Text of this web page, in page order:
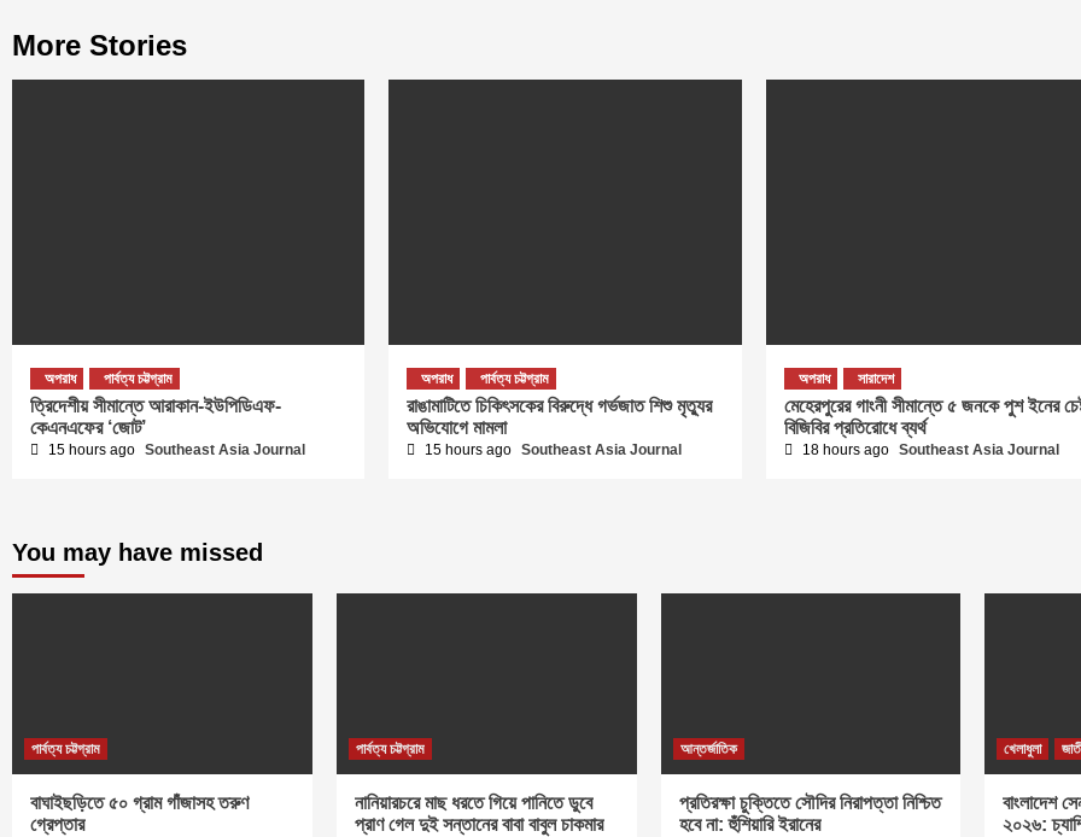
More Stories
অপরাধ পার্বত্য চট্টগ্রাম
ত্রিদেশীয় সীমান্তে আরাকান-ইউপিডিএফ-
কেএনএফের ‘জোট’
15 hours ago Southeast Asia Journal
অপরাধ পার্বত্য চট্টগ্রাম
রাঙামাটিতে চিকিৎসকের বিরুদ্ধে গর্ভজাত শিশু মৃত্যুর
অভিযোগে মামলা
15 hours ago Southeast Asia Journal
অপরাধ সারাদেশ
মেহেরপুরের গাংনী সীমান্তে ৫ জনকে পুশ ইনের
বিজিবির প্রতিরোধে ব্যর্থ
18 hours ago Southeast Asia Journal
You may have missed
পার্বত্য চট্টগ্রাম
বাঘাইছড়িতে ৫০ গ্রাম গাঁজাসহ তরুণ
গ্রেপ্তার
পার্বত্য চট্টগ্রাম
নানিয়ারচরে মাছ ধরতে গিয়ে পানিতে ডুবে
প্রাণ গেল দুই সন্তানের বাবা বাবুল চাকমার
আন্তর্জাতিক
প্রতিরক্ষা চুক্তিতে সৌদির নিরাপত্তা নিশ্চিত
হবে না: হুঁশিয়ারি ইরানের
খেলাধুলা
বাংলাদেশ
২০২৬: